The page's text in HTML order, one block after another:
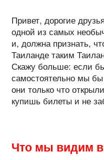
Привет, дорогие
одной из самых
и, должна признать,
Таиланде таким
Скажу больше: если
самостоятельно мы
они только что
купишь билеты и не
Что мы видим